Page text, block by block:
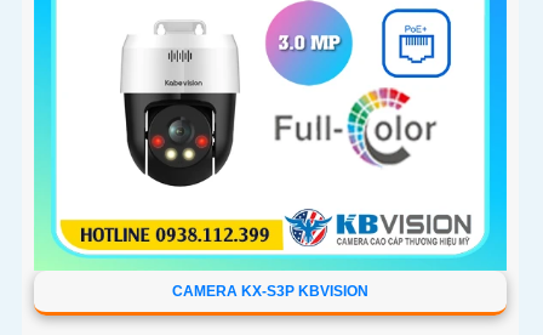
CAMERA KX-S3P KBVISION